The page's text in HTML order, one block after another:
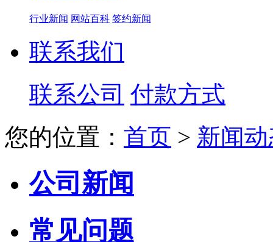
行业新闻 网站百科 签约新闻
联系我们
联系公司 付款方式
您的位置： 首页 > 新闻
公司新闻
常见问题